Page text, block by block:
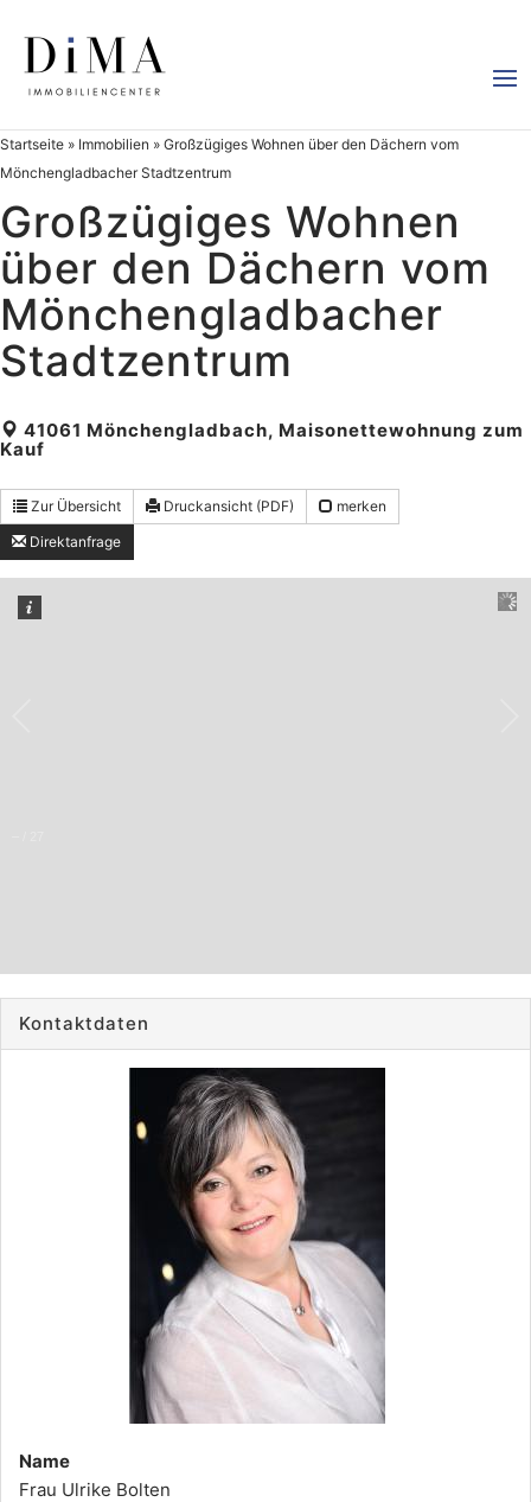
Startseite » Immobilien » Großzügiges Wohnen über den Dächern vom
Mönchengladbacher Stadtzentrum
Großzügiges Wohnen
über den Dächern vom
Mönchengladbacher
Stadtzentrum
41061 Mönchengladbach, Maisonettewohnung zum
Kauf
Zur Übersicht Druckansicht (PDF)
merken
Direktanfrage
Kontaktdaten
Name
Frau Ulrike Bolten